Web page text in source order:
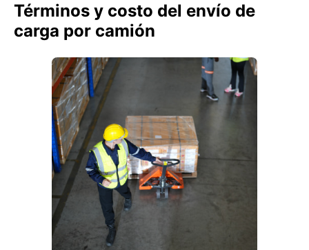
Términos y costo del envío de
carga por camión